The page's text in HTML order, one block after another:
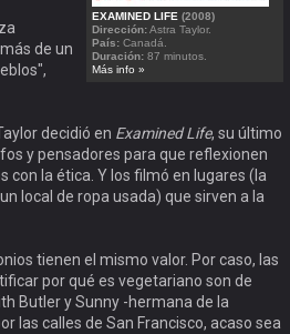
EXAMINED LIFE (2008)
Dirección:Astra Taylor.
País: Canadá.
Duración: 87 minutos.
Más info »
de un
decidió en Examined Life, su último
y pensadores para que reflexionen
la ética. Y los filmó en lugares (la
local de ropa usada) que sirven a la
tienen el mismo valor. Por caso, las
por qué es vegetariano son de
Butler y Sunny -hermana de la
las calles de San Francisco, acaso sea